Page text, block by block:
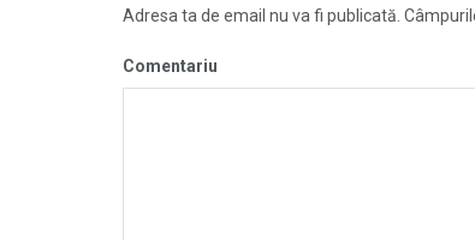
Adresa ta de email nu va fi publicată.
Comentariu